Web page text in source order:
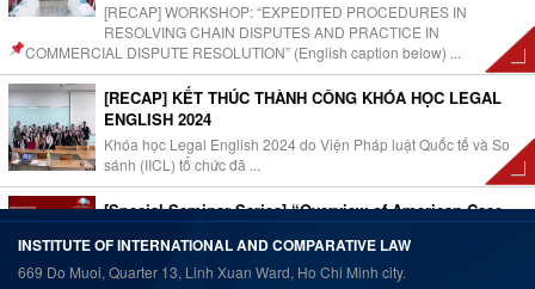
[RECAP] WORKSHOP: “EXPEDITED PROCEDURES IN
RESOLVING CHAIN DISPUTES AND PRACTICE IN
COMMERCIAL DISPUTE RESOLUTION” (English caption below) ...
[RECAP] KẾT THÚC THÀNH CÔNG KHÓA HỌC LEGAL
ENGLISH 2024
Khóa học Legal English 2024 do Viện Pháp luật Quốc tế và So
sánh (IICL) tổ chức đã ...
[Special Seminar Series] “Overview of American Case
As part of the special seminar series, Justice/ Prof. Steven David
of Indiana Supreme Court, U.S shall lecture ...
INSTITUTE OF INTERNATIONAL AND COMPARATIVE LAW
669 Do Muoi, Quarter 13, Linh Xuan Ward, Ho Chi Minh city.